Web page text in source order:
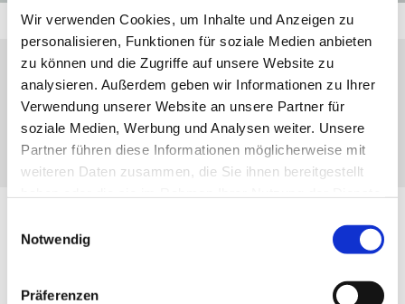
Wir verwenden Cookies, um Inhalte und Anzeigen zu
personalisieren, Funktionen für soziale Medien anbieten
zu können und die Zugriffe auf unsere Website zu
analysieren. Außerdem geben wir Informationen zu Ihrer
Verwendung unserer Website an unsere Partner für
soziale Medien, Werbung und Analysen weiter. Unsere
Partner führen diese Informationen möglicherweise mit
weiteren Daten zusammen, die Sie ihnen bereitgestellt
Notwendig
Präferenzen
Freitag, 2. April 2027, 17:00 - 18:00 Uhr
Nanzenbach, Gasse 7, 35790 Dillenburg